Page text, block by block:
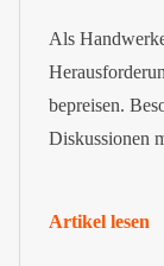
Als
bepreisen.
Diskussionen
wertvolle
Artikel lesen